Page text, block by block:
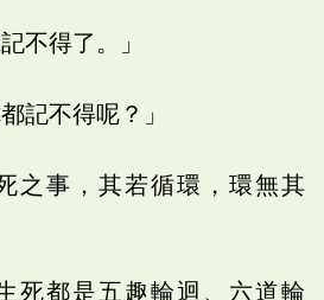
不得了。」
記不得呢？」
之事，其若循環，環無其
死都是五趣輪迴、六道輪